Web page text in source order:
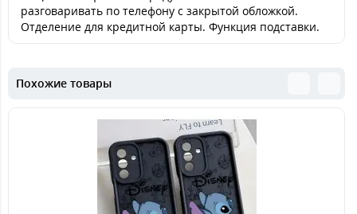
разговаривать по телефону с закрытой обложкой.
Отделение для кредитной карты. Функция подставки.
Похожие товары